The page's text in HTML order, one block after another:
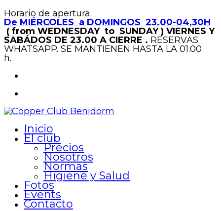
Horario de apertura:
De MIÉRCOLES a DOMINGOS 23.00-04,30H
( from WEDNESDAY to SUNDAY ) VIERNES Y
SABÁDOS DE 23.00 A CIERRE . RESERVAS
WHATSAPP. SE MANTIENEN HASTA LA 01.00
h.
Inicio
El club
Precios
Nosotros
Normas
Higiene y Salud
Fotos
Events
Contacto